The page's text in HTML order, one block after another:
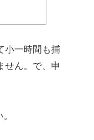
小一時間も捕
せん。で、申